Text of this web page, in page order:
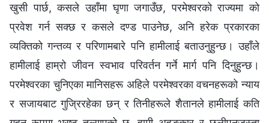
खुसी पार्छ, कसले उहाँमा घृणा जगाउँछ, परमेश्‍वरको राज्यमा को
प्रवेश गर्न सक्छ र कसले दण्ड पाउनेछ, अनि हरेक प्रकारका
व्यक्तिको गन्तव्य र परिणामबारे पनि हामीलाई बताउनुहुन्छ। उहाँले
हामीलाई हाम्रो जीवन स्वभाव परिवर्तन गर्ने मार्ग पनि दिनुहुन्छ।
परमेश्‍वरका चुनिएका मानिसहरू अहिले परमेश्‍वरका वचनहरूको न्याय
र सजायबाट गुज्रिरहेका छन् र तिनीहरूले शैतानले हामीलाई कति